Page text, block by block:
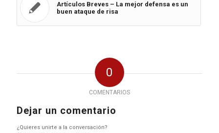
Artículos Breves – La mejor defensa es un
buen ataque de risa
0
COMENTARIOS
Dejar un comentario
¿Quieres unirte a la conversación?